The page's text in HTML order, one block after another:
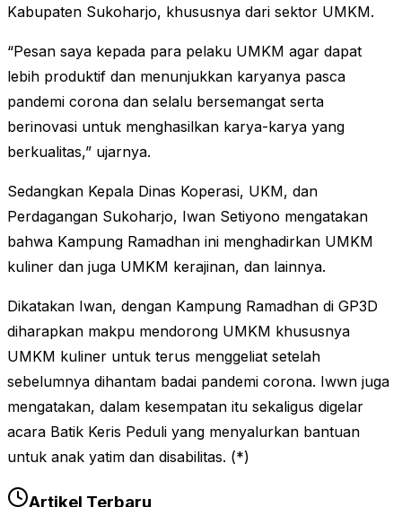
Kabupaten Sukoharjo, khususnya dari sektor UMKM.
“Pesan saya kepada para pelaku UMKM agar dapat
lebih produktif dan menunjukkan karyanya pasca
pandemi corona dan selalu bersemangat serta
berinovasi untuk menghasilkan karya-karya yang
berkualitas,” ujarnya.
Sedangkan Kepala Dinas Koperasi, UKM, dan
Perdagangan Sukoharjo, Iwan Setiyono mengatakan
bahwa Kampung Ramadhan ini menghadirkan UMKM
kuliner dan juga UMKM kerajinan, dan lainnya.
Dikatakan Iwan, dengan Kampung Ramadhan di GP3D
diharapkan makpu mendorong UMKM khususnya
UMKM kuliner untuk terus menggeliat setelah
sebelumnya dihantam badai pandemi corona. Iwwn juga
mengatakan, dalam kesempatan itu sekaligus digelar
acara Batik Keris Peduli yang menyalurkan bantuan
untuk anak yatim dan disabilitas. (*)
Artikel Terbaru